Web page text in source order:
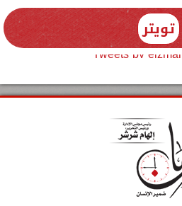
تويتر
Tweets by